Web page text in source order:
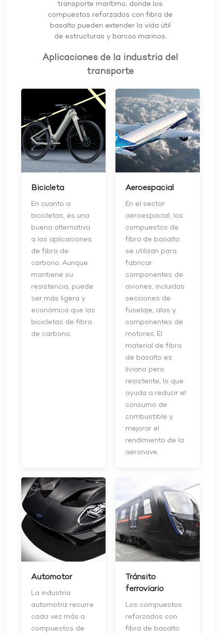
transporte marítimo, donde los
compuestos reforzados con fibra de
basalto pueden extender la vida útil
de estructuras y barcos marinos.
Aplicaciones de la industria del
transporte
Bicicleta
En cuanto a
bicicletas, es una
buena alternativa
a las aplicaciones
de fibra de
carbono. Aunque
mantiene su
resistencia, puede
ser más ligera y
económica que las
bicicletas de fibra
de carbono.
Aeroespacial
En el sector
aeroespacial, los
compuestos de
fibra de basalto
se utilizan para
fabricar
componentes de
aviones, incluidas
secciones de
fuselaje, alas y
componentes de
motores. El
material de fibra
de basalto es
liviano pero
resistente, lo que
ayuda a reducir el
consumo de
combustible y
mejorar el
rendimiento de la
aeronave.
Automotor
La industria
automotriz recurre
cada vez más a
compuestos de
Tránsito
ferroviario
Los compuestos
reforzados con
fibra de basalto